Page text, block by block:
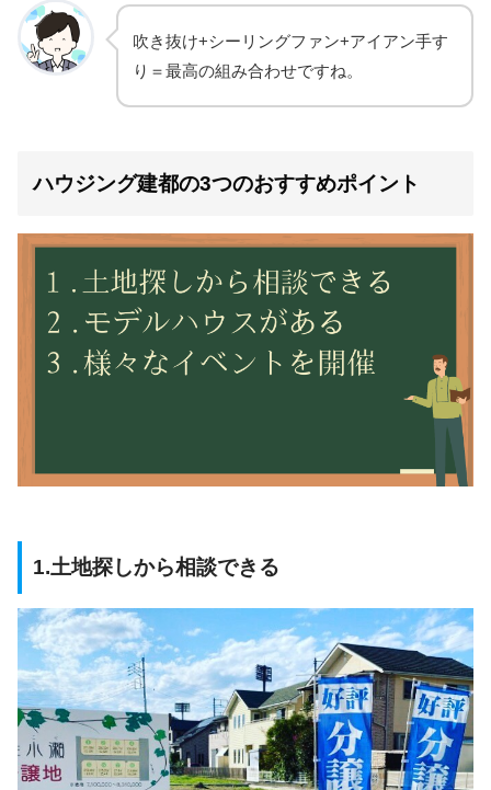
吹き抜け+シーリングファン+アイアン手す
り＝最高の組み合わせですね。
ハウジング建都の3つのおすすめポイント
1.土地探しから相談できる